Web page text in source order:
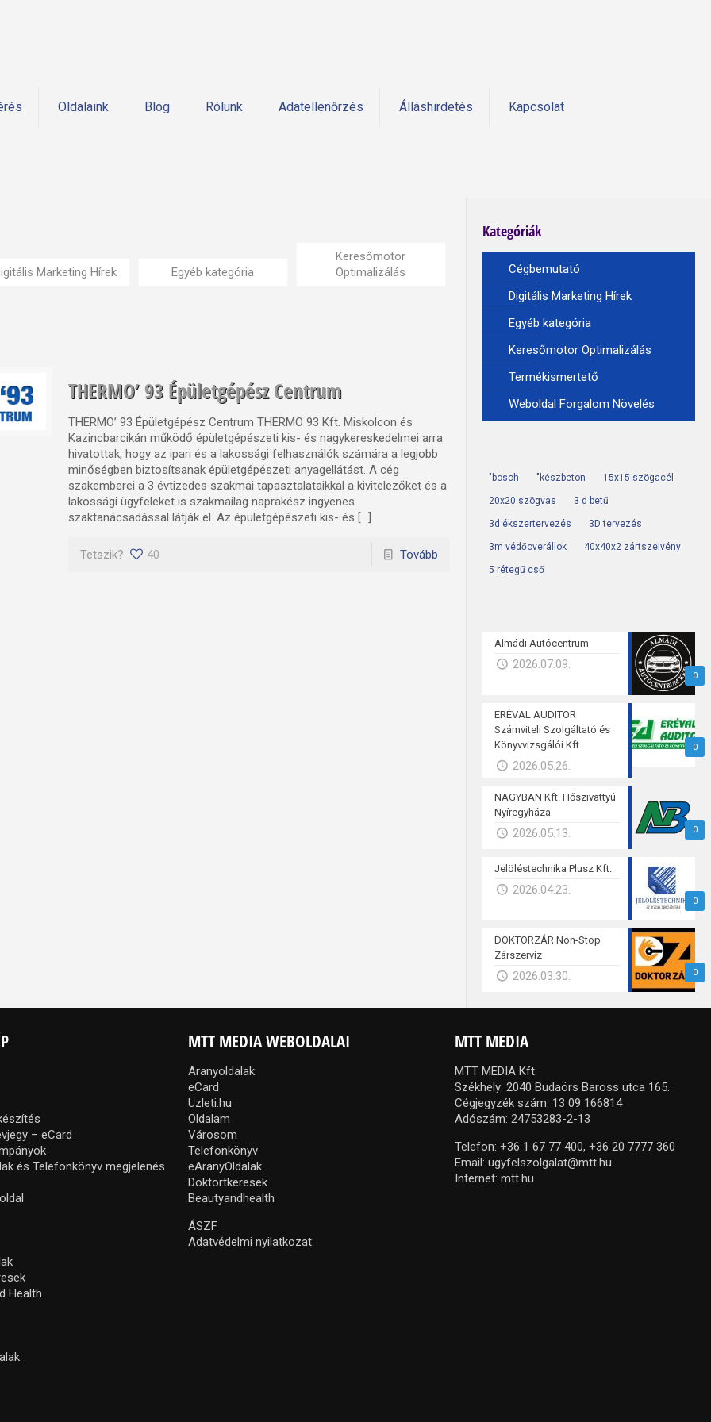
Oldalaink Blog Rólunk Adatellenőrzés Álláshirdetés Kapcsolat
Marketing Hírek Egyéb kategória
Keresőmotor
Optimalizálás
THERMO’ 93 Épületgépész Centrum
THERMO’ 93 Épületgépész Centrum THERMO 93 Kft. Miskolcon és
Kazincbarcikán működő épületgépészeti kis- és nagykereskedelmei arra
hivatottak, hogy az ipari és a lakossági felhasználók számára a legjobb
minőségben biztosítsanak épületgépészeti anyagellátást. A cég
szakemberei a 3 évtizedes szakmai tapasztalataikkal a kivitelezőket és a
lakossági ügyfeleket is szakmailag naprakész ingyenes
szaktanácsadással látják el. Az épületgépészeti kis- és […]
Tetszik? 40 Tovább
Kategóriák
Cégbemutató
Digitális Marketing Hírek
Egyéb kategória
Keresőmotor Optimalizálás
Termékismertető
Weboldal Forgalom Növelés
"bosch "készbeton 15x15 szögacél
20x20 szögvas 3 d betű
3d ékszertervezés 3D tervezés
3m védőoverállok 40x40x2 zártszelvény
5 rétegű cső
0
Almádi Autócentrum
2026.07.09.
0
ERÉVAL AUDITOR
Számviteli Szolgáltató és
Könyvvizsgálói Kft.
2026.05.26.
0
NAGYBAN Kft. Hőszivattyú
Nyíregyháza
2026.05.13.
0
Jelöléstechnika Plusz Kft.
2026.04.23.
0
DOKTORZÁR Non-Stop
Zárszerviz
2026.03.30.
– eCard
és Telefonkönyv megjelenés
Health
MTT MEDIA WEBOLDALAI
Aranyoldalak
eCard
Üzleti.hu
Oldalam
Városom
Telefonkönyv
eAranyOldalak
Doktortkeresek
Beautyandhealth
ÁSZF
Adatvédelmi nyilatkozat
MTT MEDIA
MTT MEDIA Kft.
Székhely: 2040 Budaörs Baross utca 165.
Cégjegyzék szám: 13 09 166814
Adószám: 24753283-2-13
Telefon:+36 1 67 77 400, +36 20 7777 360
Email:ugyfelszolgalat@mtt.hu
Internet:mtt.hu